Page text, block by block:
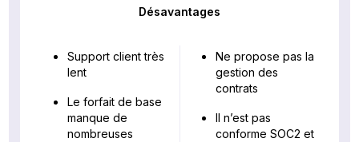
Désavantages
Support client très
lent
Le forfait de base
manque de
nombreuses
Ne propose pas la
gestion des
contrats
Il n’est pas
conforme SOC2 et